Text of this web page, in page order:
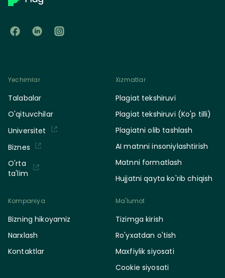
Yechimlar
Talabalar
O'qituvchilar
Universitet
Biznes
O'rta
ta'lim
Xizmatlar
Plagiat tekshiruvi
Plagiat tekshiruvi (Ko'p tilli)
Plagiatni olib tashlash
AI matnni insoniylashtirish
Matnni formatlash
Hujjatni qayta ko'rib chiqish
Kompaniya
Bizning hikoyamiz
Narxlash
Kontaktlar
Ma'lumot
Tizimga kirish
Ro'yxatdan o'tish
Maxfiylik siyosati
Cookie siyosati